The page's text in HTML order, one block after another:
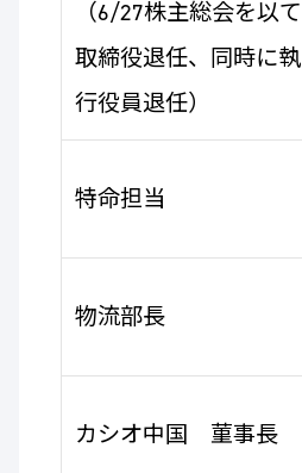
（6/27株主総会を以て
取締役退任、同時に執
行役員退任）
特命担当
物流部長
カシオ中国 菫事長